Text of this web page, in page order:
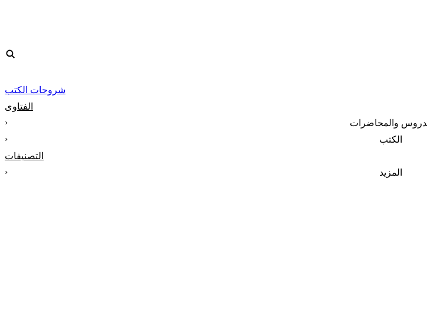
شروحات الكتب
الفتاوى
والمحاضرات
‹
الكتب
‹
التصنيفات
المزيد
‹